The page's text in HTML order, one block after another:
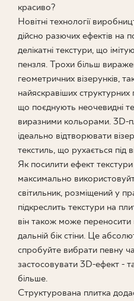
ПРО
МІЙ
PL EN SK
красиво?
Новітні технології
дійсно разючих ефектів на
делікатні текстури, що
пензля. Трохи більш
геометричних візерунків,
найяскравіших
що поєднують неочевидні
виразними кольорами. 3D-
ідеально відтворювати
текстиль, що рухається під
Як посилити ефект
максимально
світильник, розміщений у
підкреслить текстури на
він також може переносити
дальній бік стіни. Це
спробуйте вибрати певну
застосовувати 3D-ефект -
більше.
Структурована плитка